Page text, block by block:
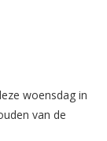
woensdag in
van de